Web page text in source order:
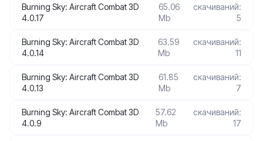
Burning Sky: Aircraft Combat 3D
4.0.17
65.06
Mb
скачиваний:
5
Burning Sky: Aircraft Combat 3D
4.0.14
63.59
Mb
скачиваний:
11
Burning Sky: Aircraft Combat 3D
4.0.13
61.85
Mb
скачиваний:
7
Burning Sky: Aircraft Combat 3D
4.0.9
57.62
Mb
скачиваний:
17